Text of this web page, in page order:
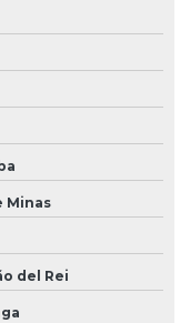
Minas
del Rei